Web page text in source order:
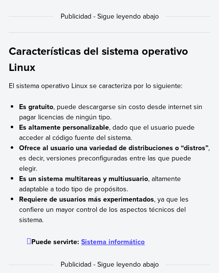
Características del sistema operativo
Linux
El sistema operativo Linux se caracteriza por lo siguiente:
Es gratuito, puede descargarse sin costo desde internet sin
pagar licencias de ningún tipo.
Es altamente personalizable, dado que el usuario puede
acceder al código fuente del sistema.
Ofrece al usuario una variedad de distribuciones o “distros”,
es decir, versiones preconfiguradas entre las que puede
elegir.
Es un sistema multitareas y multiusuario, altamente
adaptable a todo tipo de propósitos.
Requiere de usuarios más experimentados, ya que les
confiere un mayor control de los aspectos técnicos del
sistema.
Puede servirte:Sistema informático